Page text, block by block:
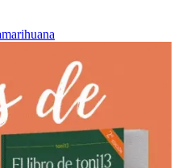
marihuana